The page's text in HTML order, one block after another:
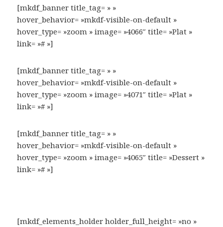
[mkdf_banner title_tag= » »
hover_behavior= »mkdf-visible-on-default »
hover_type= »zoom » image= »4066″ title= »Plat »
link= »# »]
[mkdf_banner title_tag= » »
hover_behavior= »mkdf-visible-on-default »
hover_type= »zoom » image= »4071″ title= »Plat »
link= »# »]
[mkdf_banner title_tag= » »
hover_behavior= »mkdf-visible-on-default »
hover_type= »zoom » image= »4065″ title= »Dessert »
link= »# »]
[mkdf_elements_holder holder_full_height= »no »